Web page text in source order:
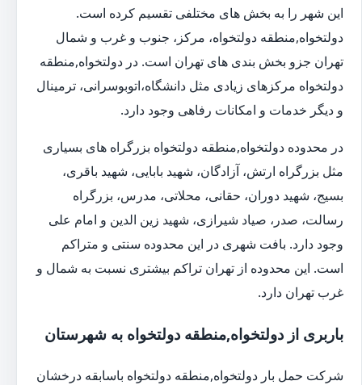
این شهر را به بخش های مختلفی تقسیم کرده است.
دولتخواه,منطقه دولتخواه، مرکز، جنوب و غرب و شمال
تهران جزو بخش بندی های تهران است. در دولتخواه,منطقه
دولتخواه مرکزهای زیادی مثل دانشگاه،اتوبوسرانی، ترمینال
و دیگر خدمات و امکانات رفاهی وجود دارد.
در محدوده دولتخواه,منطقه دولتخواه بزرگراه های بسیاری
مثل بزرگراه ارتش، آزادگان، شهید بابایی، شهید باقری،
بسیج، شهید دوران، حقانی، محلاتی، مدرس، بزرگراه
رسالت، صدر، صیاد شیرازی، شهید زین الدین و امام علی
وجود دارد. بافت شهری در این محدوده سنتی و متراکم
است. این محدوده از تهران تراکم بیشتری نسبت به شمال و
غرب تهران دارد.
باربری از دولتخواه,منطقه دولتخواه به شهرستان
شرکت حمل بار دولتخواه,منطقه دولتخواه باسابقه درخشان